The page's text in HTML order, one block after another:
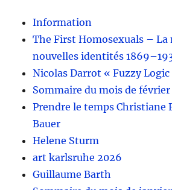
Information
The First Homosexuals – La
nouvelles identités
Nicolas Darrot « Fuzzy Logic
Sommaire du mois de
Prendre le temps Christiane
Bauer
Helene Sturm
art karlsruhe 2026
Guillaume Barth